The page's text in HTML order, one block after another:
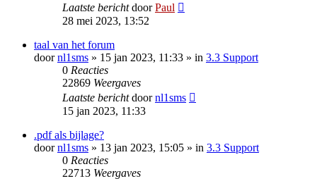
Laatste berichtdoorPaul
28 mei 2023, 13:52
taal van het forum
doornl1sms » 15 jan 2023, 11:33 » in 3.3 Support
0 Reacties
22869 Weergaves
Laatste berichtdoornl1sms
15 jan 2023, 11:33
.pdf als bijlage?
doornl1sms » 13 jan 2023, 15:05 » in 3.3 Support
0 Reacties
22713 Weergaves